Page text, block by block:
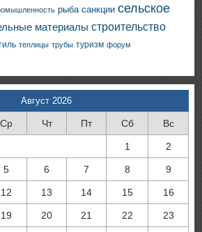
рыба санкции сельское
материалы строительство
теплицы трубы туризм форум
Август 2026
Ср Чт Пт Сб Вс
1 2
5 6 7 8 9
12 13 14 15 16
19 20 21 22 23